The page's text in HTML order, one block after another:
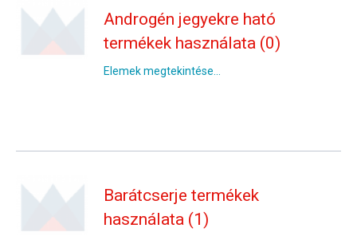
Androgén jegyekre ható
termékek használata (0)
Elemek megtekintése...
Barátcserje termékek
használata (1)